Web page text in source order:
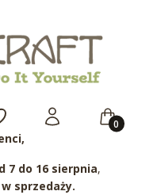
Zaloguj się Koszyk
7 do 16 sierpnia,
sprzedaży.